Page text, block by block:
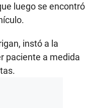
luego se encontró
instó a la
paciente a medida